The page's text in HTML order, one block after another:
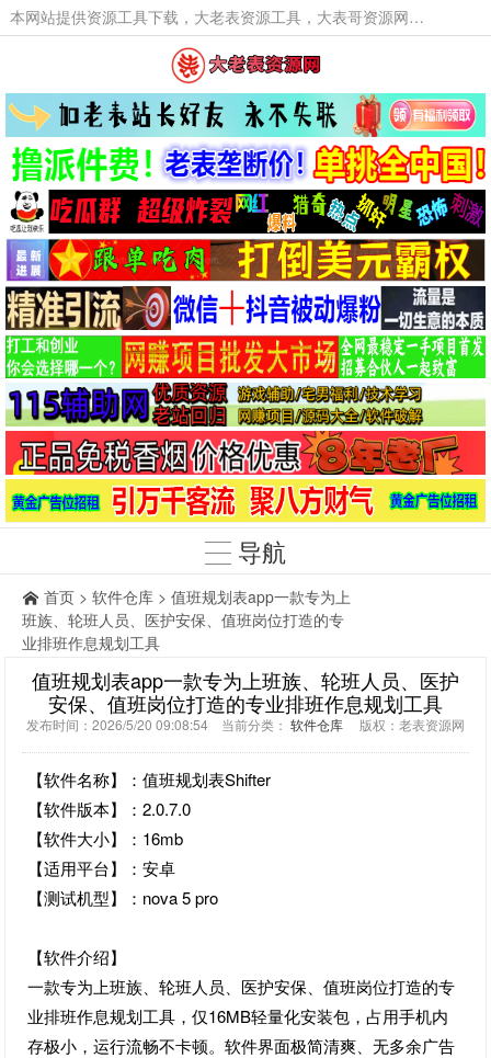
本网站提供资源工具下载，大老表资源工具，大表哥资源网软件工具，大老表资源下载，活动线报福利资源分享,活动线报，大型网游经典游戏，网络热门技术游戏辅助交流与分享。
导航
首页 > 软件仓库 > 值班规划表app一款专为上
班族、轮班人员、医护安保、值班岗位打造的专
业排班作息规划工具
值班规划表app一款专为上班族、轮班人员、医护
安保、值班岗位打造的专业排班作息规划工具
发布时间：2026/5/20 09:08:54 当前分类： 软件仓库 版权：老表资源网
【软件名称】：值班规划表Shifter
【软件版本】：2.0.7.0
【软件大小】：16mb
【适用平台】：安卓
【测试机型】：nova 5 pro
【软件介绍】
一款专为上班族、轮班人员、医护安保、值班岗位打造的专
业排班作息规划工具，仅16MB轻量化安装包，占用手机内
存极小，运行流畅不卡顿。软件界面极简清爽、无多余广告